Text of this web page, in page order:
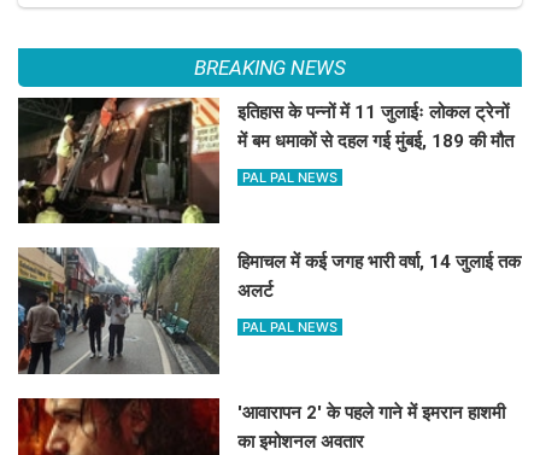
BREAKING NEWS
इतिहास के पन्नों में 11 जुलाईः लोकल ट्रेनों
में बम धमाकों से दहल गई मुंबई, 189 की मौत
PAL PAL NEWS
हिमाचल में कई जगह भारी वर्षा, 14 जुलाई तक
अलर्ट
PAL PAL NEWS
'आवारापन 2' के पहले गाने में इमरान हाशमी
का इमोशनल अवतार